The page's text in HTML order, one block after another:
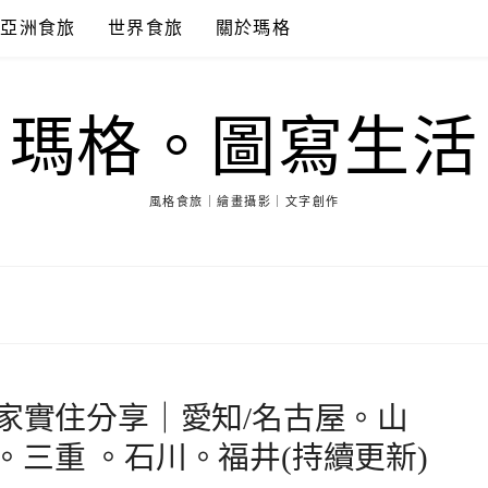
亞洲食旅 世界食旅 關於瑪格
瑪格。圖寫生活
風格食旅｜繪畫攝影｜文字創作
實住分享｜愛知/名古屋。山
三重 。石川。福井(持續更新)